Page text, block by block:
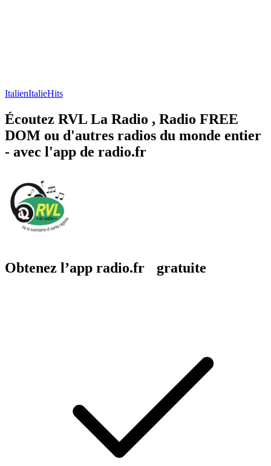
ItalienItalieHits
Écoutez RVL La Radio , Radio FREE
DOM ou d'autres radios du monde entier
- avec l'app de radio.fr
Obtenez l’app radio.fr gratuite